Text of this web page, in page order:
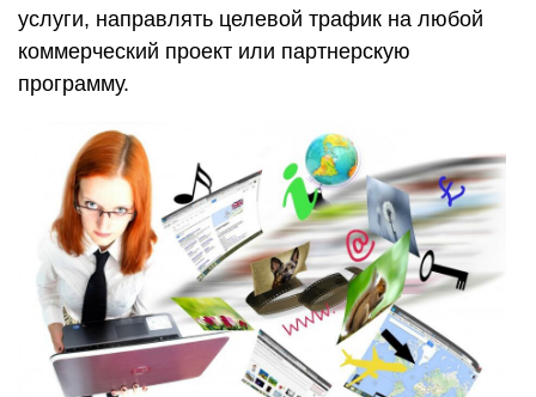
услуги, направлять целевой трафик на любой
коммерческий проект или партнерскую
программу.